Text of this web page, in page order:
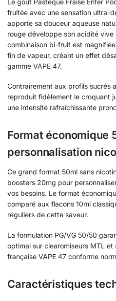
fruitée avec une sensation ultra-
apporte sa douceur aqueuse
rouge développe son acidité
combinaison bi-fruit est
fin de vapeur, créant un effet
gamme VAPE 47.
Contrairement aux profils sucrés
reproduit fidèlement le croquant
une intensité rafraîchissante
Format économique
personnalisation
Ce grand format 50ml sans
boosters 20mg pour
vos besoins. Le format
comparé aux flacons 10ml
réguliers de cette saveur.
La formulation PG/VG 50/50
optimal sur clearomiseurs MTL
française VAPE 47 conforme
Caractéristiques